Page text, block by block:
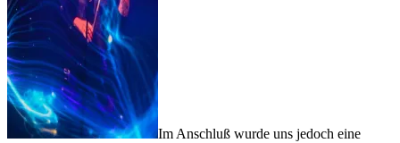
Im Anschluß wurde uns jedoch eine